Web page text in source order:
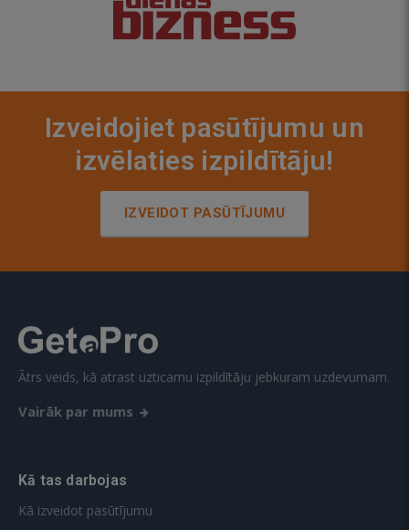
Izveidojiet pasūtījumu un
izvēlaties izpildītāju!
IZVEIDOT PASŪTĪJUMU
Ātrs veids, kā atrast uzticamu izpildītāju jebkuram uzdevumam.
Vairāk par mums
Kā tas darbojas
Kā izveidot pasūtījumu